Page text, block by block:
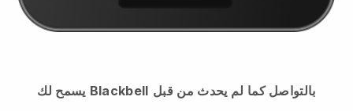
يسمح لك Blackbell بالتواصل كما لم يحدث من قبل